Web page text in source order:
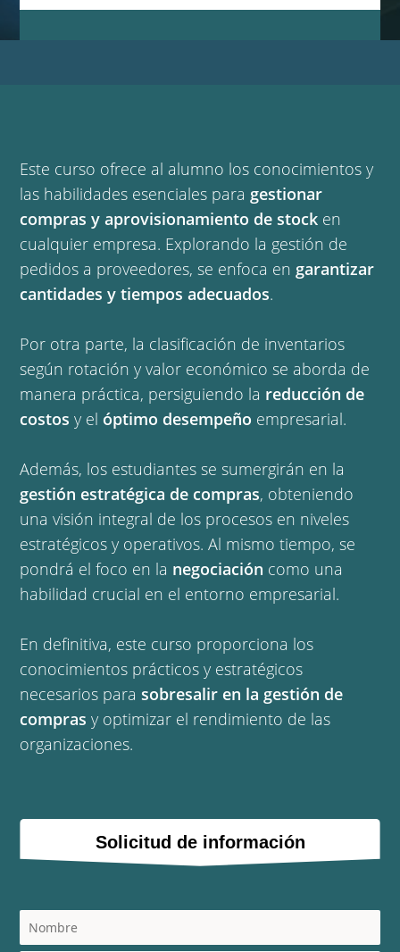
Este curso ofrece al alumno los conocimientos y
las habilidades esenciales para gestionar
compras y aprovisionamiento de stock en
cualquier empresa. Explorando la gestión de
pedidos a proveedores, se enfoca en garantizar
cantidades y tiempos adecuados.
Por otra parte, la clasificación de inventarios
según rotación y valor económico se aborda de
manera práctica, persiguiendo la reducción de
costos y el óptimo desempeño empresarial.
Además, los estudiantes se sumergirán en la
gestión estratégica de compras, obteniendo
una visión integral de los procesos en niveles
estratégicos y operativos. Al mismo tiempo, se
pondrá el foco en la negociación como una
habilidad crucial en el entorno empresarial.
En definitiva, este curso proporciona los
conocimientos prácticos y estratégicos
necesarios parasobresalir en la gestión de
compras y optimizar el rendimiento de las
organizaciones.
Solicitud de información